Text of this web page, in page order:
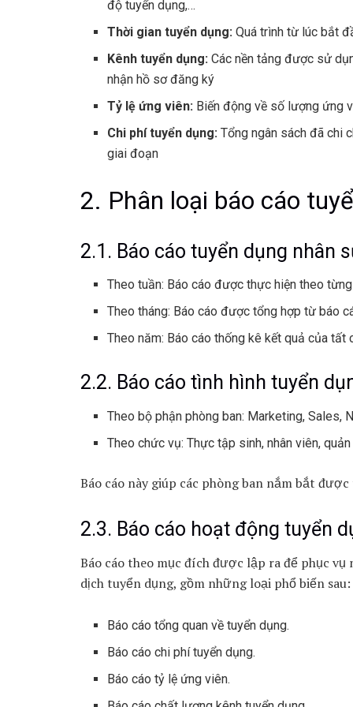
độ tuyển dụng,…
Thời gian tuyển dụng: Quá trình từ lúc bắt
Kênh tuyển dụng:Các nền tảng được sử
nhận hồ sơ đăng ký
Tỷ lệ ứng viên: Biến động về số lượng ứng
Chi phí tuyển dụng: Tổng ngân sách đã chi
giai đoạn
2. Phân loại báo cáo
2.1. Báo cáo tuyển dụng nhân
Theo tuần: Báo cáo được thực hiện theo
Theo tháng: Báo cáo được tổng hợp từ báo
Theo năm: Báo cáo thống kê kết quả của
2.2. Báo cáo tình hình tuyển
Theo bộ phận phòng ban: Marketing, Sales,
Theo chức vụ: Thực tập sinh, nhân viên,
Báo cáo này giúp các phòng ban nắm bắt
2.3. Báo cáo hoạt động tuyển
Báo cáo theo mục đích được lập ra để phục
dịch tuyển dụng, gồm những loại phổ biến sau:
Báo cáo tổng quan về tuyển dụng.
Báo cáo chi phí tuyển dụng.
Báo cáo tỷ lệ ứng viên.